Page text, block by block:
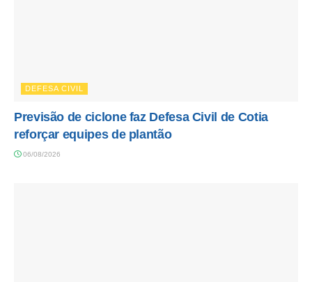
DEFESA CIVIL
Previsão de ciclone faz Defesa Civil de Cotia
reforçar equipes de plantão
06/08/2026